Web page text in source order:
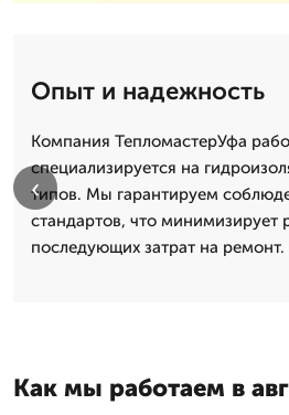
Опыт и надежность
Компания ТепломастерУфа
специализируется на
типов. Мы гарантируем
стандартов, что минимизирует
последующих затрат на ремонт.
‹
Как мы работаем в